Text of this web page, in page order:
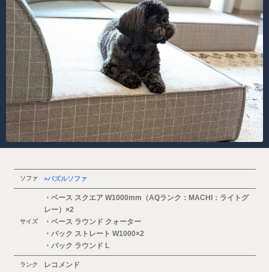
ソファ パズルソファ
サイズ
・ベース スクエア W1000mm（AQランク：MACHI：ライトグ
レー）×2
・ベース ラウンド クォーター
・バック ストレート W1000×2
・バック ラウンド L
ランク レコメンド